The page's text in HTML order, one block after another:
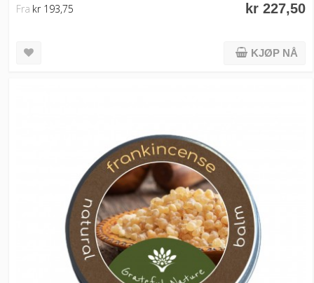
kr 227,50
Fra kr 193,75
KJØP NÅ